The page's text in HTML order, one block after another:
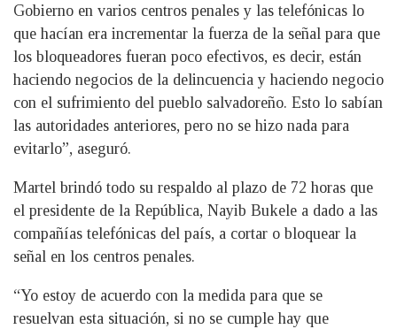
Gobierno en varios centros penales y las telefónicas lo
que hacían era incrementar la fuerza de la señal para que
los bloqueadores fueran poco efectivos, es decir, están
haciendo negocios de la delincuencia y haciendo negocio
con el sufrimiento del pueblo salvadoreño. Esto lo sabían
las autoridades anteriores, pero no se hizo nada para
evitarlo”, aseguró.
Martel brindó todo su respaldo al plazo de 72 horas que
el presidente de la República, Nayib Bukele a dado a las
compañías telefónicas del país, a cortar o bloquear la
señal en los centros penales.
“Yo estoy de acuerdo con la medida para que se
resuelvan esta situación, si no se cumple hay que